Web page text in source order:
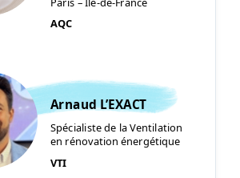
AQC
Arnaud L’EXACT
Spécialiste de la Ventilation
en rénovation énergétique
VTI